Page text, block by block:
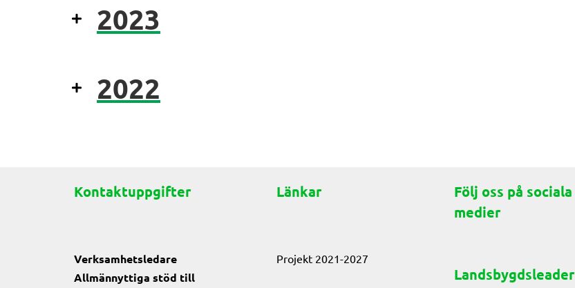
2023
2022
Kontaktuppgifter
Verksamhetsledare
Allmännyttiga stöd till
Länkar
Projekt 2021-2027
Följ oss på sociala
medier
Landsbygdsleader